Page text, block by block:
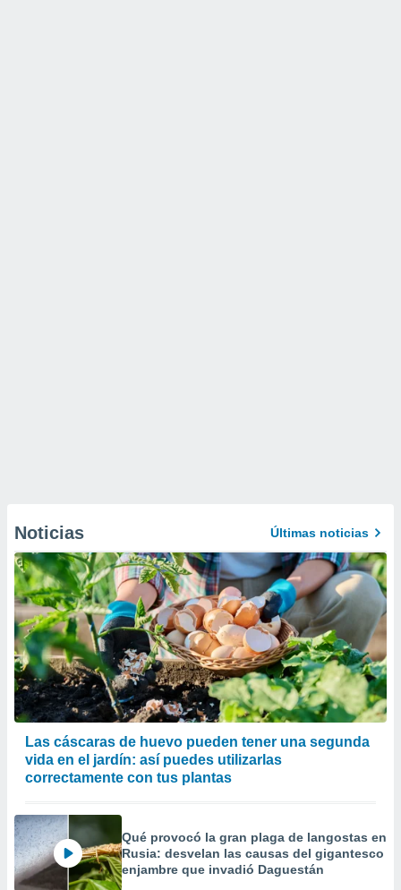
Noticias Últimas noticias
Las cáscaras de huevo pueden tener una segunda
vida en el jardín: así puedes utilizarlas
correctamente con tus plantas
Qué provocó la gran plaga de langostas en
Rusia: desvelan las causas del gigantesco
enjambre que invadió Daguestán